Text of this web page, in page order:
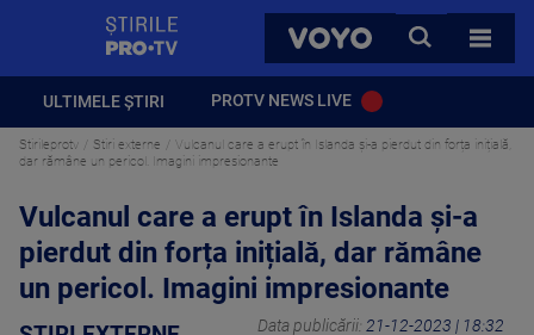
VOYO
CAUTA
TOATE
ULTIMELE ȘTIRI PROTV NEWS LIVE
Stirileprotv Stiri externe
Vulcanul care a erupt în Islanda și-a pierdut din forța inițială,
dar rămâne un pericol. Imagini impresionante
Vulcanul care a erupt în Islanda și-a
pierdut din forța inițială, dar rămâne
un pericol. Imagini impresionante
Data publicării: 21-12-2023 | 18:32